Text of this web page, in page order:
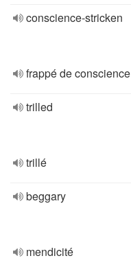
conscience-stricken
frappé de conscience
trilled
trillé
beggary
mendicité